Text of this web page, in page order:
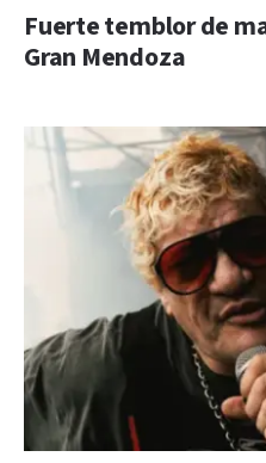
Fuerte temblor de
Gran Mendoza